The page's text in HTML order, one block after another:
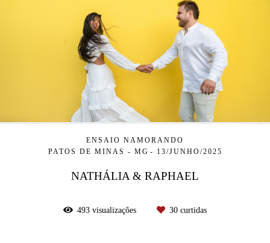
ENSAIO NAMORANDO
PATOS DE MINAS - MG
13/JUNHO/2025
NATHÁLIA & RAPHAEL
493 visualizações 30 curtidas